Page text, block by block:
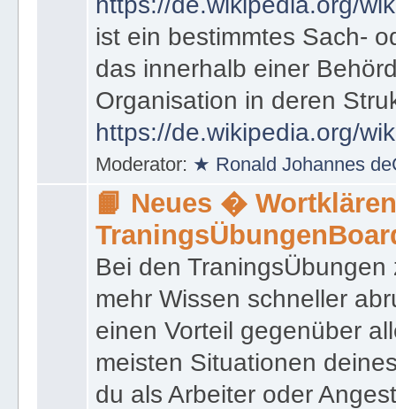
ist ein bestimmtes Sach-
das innerhalb einer
Organisation in deren
https://de.wikipedia.org/
Moderator: ★ Ronald Johannes
📙 Neues �
Bei den
mehr Wissen schneller
einen Vorteil gegenüber
meisten Situationen
du als Arbeiter oder